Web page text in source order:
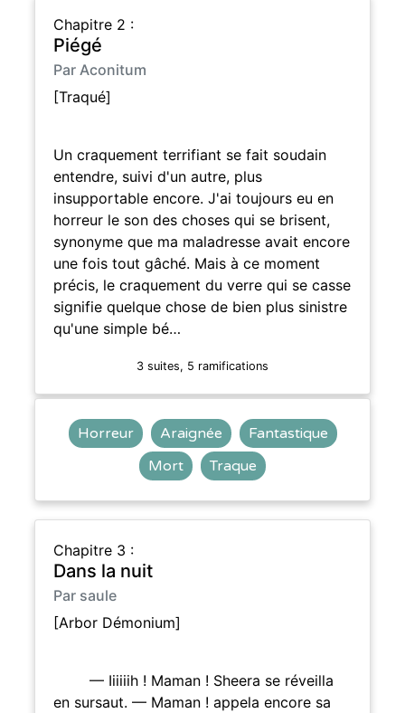
Chapitre 2 :
Piégé
Par Aconitum
[Traqué]
Un craquement terrifiant se fait soudain
entendre, suivi d'un autre, plus
insupportable encore. J'ai toujours eu en
horreur le son des choses qui se brisent,
synonyme que ma maladresse avait encore
une fois tout gâché. Mais à ce moment
précis, le craquement du verre qui se casse
signifie quelque chose de bien plus sinistre
qu'une simple bé…
3 suites, 5 ramifications
Horreur Araignée
Fantastique
Mort
Traque
Chapitre 3 :
Dans la nuit
Par saule
[Arbor Démonium]
— Iiiiiih ! Maman ! Sheera se réveilla
en sursaut. — Maman ! appela encore sa